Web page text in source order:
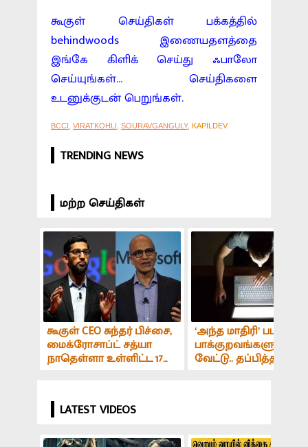
கூகுள் செய்திகள் பக்கத்தில்
behindwoods இணையதளத்தை
இங்கே கிளிக் செய்து ஃபாலோ
செய்யுங்கள்... செய்திகளை
உடனுக்குடன் பெறுங்கள்.
BCCI VIRATKOHLI SOURAVGANGULY, KAPILDEV
TRENDING NEWS
மற்ற செய்திகள்
கூகுள் CEO சுந்தர் பிச்சை,
மைக்ரோசாப்ட் சத்யா
நாதெள்ளா உள்ளிட்ட 17
அறிவிப்பு..!
‘அந்த மாதிரி’ படம்
பாக்குறவங்களுக்கு
வேட்டு.. தப்பித்தவறி
LATEST VIDEOS